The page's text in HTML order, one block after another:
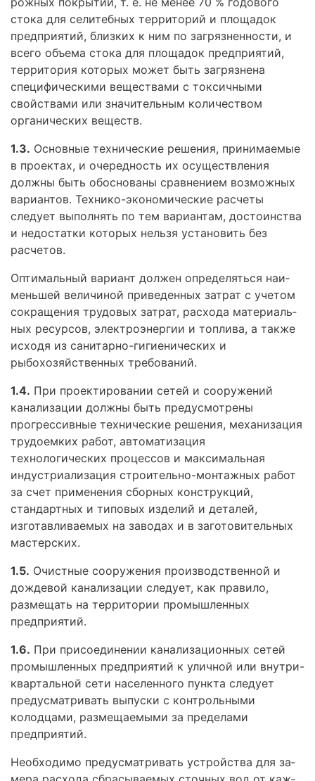
сто­ка для селитебных территорий и площадок
пред­приятий, близких к ним по загрязненности, и
всего объема стока для площадок предприятий,
террито­рия которых может быть загрязнена
специфически­ми веществами с токсичными
свойствами или зна­чительным количеством
органических веществ.
1.3. Основные технические решения, принимае­мые
в проектах, и очередность их осуществления
должны быть обоснованы сравнением возможных
вариантов. Технико-экономические расчеты
следует выполнять по тем вариантам, достоинства
и не­достатки которых нельзя установить без
расчетов.
Оптимальный вариант должен определяться наи­
меньшей величиной приведенных затрат с учетом
сокращения трудовых затрат, расхода материаль­
ных ресурсов, электроэнергии и топлива, а также
исходя из санитарно-гигиенических и
рыбохозяйственных требований.
1.4. При проектировании сетей и сооружений
канализации должны быть предусмотрены
прогрес­сивные технические решения, механизация
трудоем­ких работ, автоматизация
технологических процес­сов и максимальная
индустриализация строительно-монтажных работ
за счет применения сборных конст­рукций,
стандартных и типовых изделий и деталей,
изготавливаемых на заводах и в заготовительных
мастерских.
1.5. Очистные сооружения производственной и
дождевой канализации следует, как правило,
разме­щать на территории промышленных
предприятий.
1.6. При присоединении канализационных сетей
промышленных предприятий к уличной или внутри-
квартальной сети населенного пункта следует
предусматривать выпуски с контрольными
колодца­ми, размещаемыми за пределами
предприятий.
Необходимо предусматривать устройства для за­